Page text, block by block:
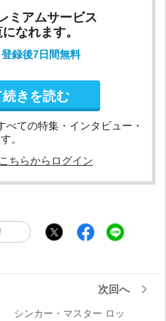
ミアムサービス
なれます。
録後7日間無料
きを読む
ての特集・インタビュー・
。
ちらからログイン
次回へ
シンカー・マスター ロッ